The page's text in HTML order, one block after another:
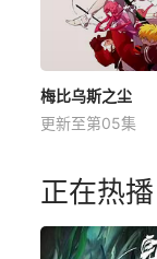
梅比乌斯之尘
更新至第05集
正在热播